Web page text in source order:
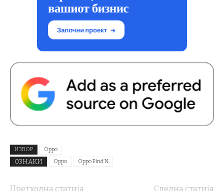
ИЗВОР Oppo
ОЗНАКИ Oppo Oppo Find N
Претходна статија Следна статија